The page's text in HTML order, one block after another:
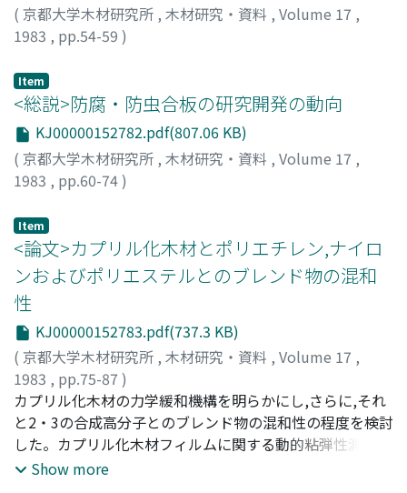
( 京都大学木材研究所 , 木材研究・資料 , Volume 17 ,
1983 , pp.54-59 )
Item
<総説>防腐・防虫合板の研究開発の動向
KJ00000152782.pdf(807.06 KB)
( 京都大学木材研究所 , 木材研究・資料 , Volume 17 ,
1983 , pp.60-74)
Item
<論文>カプリル化木材とポリエチレン,ナイロ
ンおよびポリエステルとのブレンド物の混和
性
KJ00000152783.pdf(737.3 KB)
( 京都大学木材研究所 , 木材研究・資料 , Volume 17 ,
1983 , pp.75-87 )
師岡, 淳郎;則元, 京;山田, 正;白石, 信夫;MOROOKA,
Toshiro;NORIMOTO, Misato;YAMADA, Tadashi;
SHIRAISHI, Nobuo;モロオカ, トシロウ;ノリモト, ミサト
ヤマダ, タダシ
カプリル化木材の力学緩和機構を明らかにし,さらに,それ
と2・3の合成高分子とのブレンド物の混和性の程度を検討
した。カプリル化木材フィルムに関する動的粘弾性測定の
結果,3種の緩和過程を見い出し,それらを高温側から
Show more